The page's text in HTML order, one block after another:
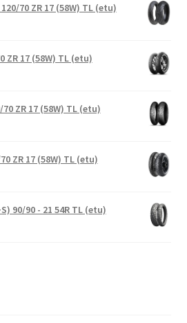
70 ZR 17 (58W) TL (etu)
ZR 17 (58W) TL (etu)
ZR 17 (58W) TL (etu)
ZR 17 (58W) TL (etu)
90/90 - 21 54R TL (etu)